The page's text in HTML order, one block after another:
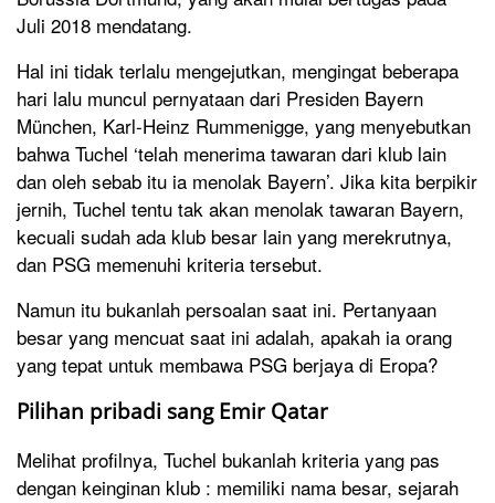
Juli 2018 mendatang.
Hal ini tidak terlalu mengejutkan, mengingat beberapa
hari lalu muncul pernyataan dari Presiden Bayern
München, Karl-Heinz Rummenigge, yang menyebutkan
bahwa Tuchel ‘telah menerima tawaran dari klub lain
dan oleh sebab itu ia menolak Bayern’. Jika kita berpikir
jernih, Tuchel tentu tak akan menolak tawaran Bayern,
kecuali sudah ada klub besar lain yang merekrutnya,
dan PSG memenuhi kriteria tersebut.
Namun itu bukanlah persoalan saat ini. Pertanyaan
besar yang mencuat saat ini adalah, apakah ia orang
yang tepat untuk membawa PSG berjaya di Eropa?
Pilihan pribadi sang Emir Qatar
Melihat profilnya, Tuchel bukanlah kriteria yang pas
dengan keinginan klub : memiliki nama besar, sejarah